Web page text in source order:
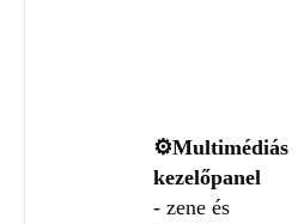
⚙️Multimédiás
kezelőpanel
- zene és